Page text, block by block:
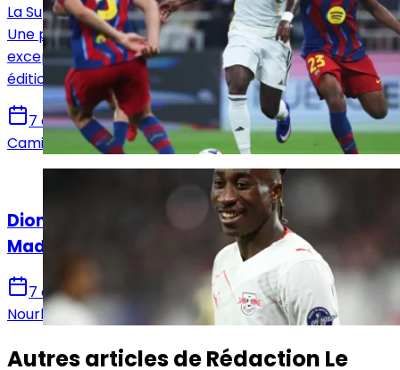
La Supercoupe d’Espagne 2027 se disputera à Istanbul.
Une première pour la compétition, qui quittera
exceptionnellement l’Arabie saoudite pour cette
édition.
7 août 2026
Camille Santos
Diomandé après sa signature au Real
Madrid : « Ce n’est que le début »
7 août 2026
Nourhane Haroui
Autres articles deRédaction Le